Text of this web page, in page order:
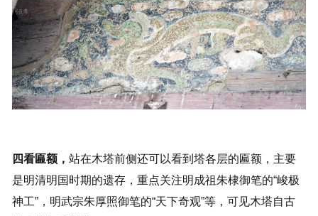
四看匾额， 站在木塔前侧还可以看到塔各层的匾额，主要
是明清明国时期的遗存，重点关注明成祖朱棣御笔的“峻极
神工”，明武宗朱厚照御笔的“天下奇观”等，可见木塔自古